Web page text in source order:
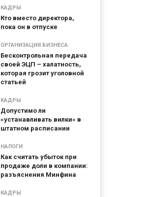
КАДРЫ
Кто вместо директора,
пока он в отпуске
ОРГАНИЗАЦИЯ БИЗНЕСА
Бесконтрольная передача
своей ЭЦП – халатность,
которая грозит уголовной
статьей
КАДРЫ
Допустимо ли
«устанавливать вилки» в
штатном расписании
НАЛОГИ
Как считать убыток при
продаже доли в компании:
разъяснения Минфина
КАДРЫ